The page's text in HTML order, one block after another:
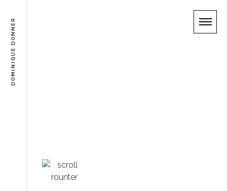
DOMINIQUE DONNER